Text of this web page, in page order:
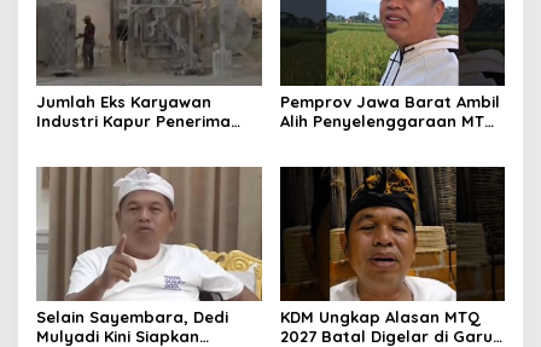
Jumlah Eks Karyawan
Industri Kapur Penerima
Identifikasi
Pemprov Jawa Barat Ambil
Alih Penyelenggaraan MTQ
Selain Sayembara, Dedi
Mulyadi Kini Siapkan
KDM Ungkap Alasan MTQ
2027 Batal Digelar di Garut,